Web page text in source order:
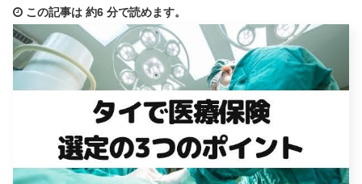
この記事は 約6 分で読めます。